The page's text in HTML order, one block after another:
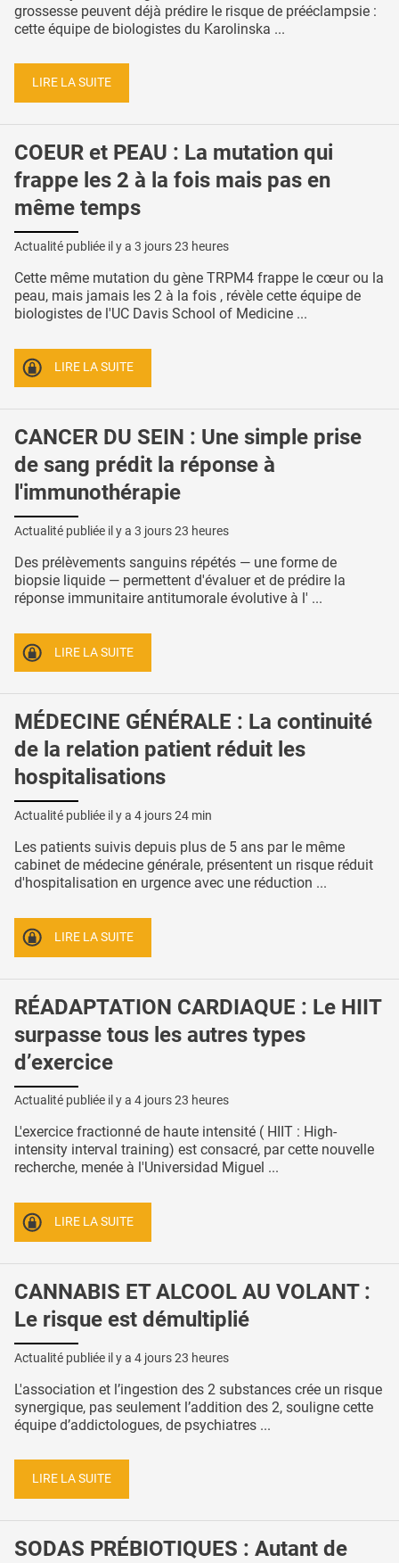
grossesse peuvent déjà prédire le risque de prééclampsie :
cette équipe de biologistes du Karolinska ...
LIRE LA SUITE
COEUR et PEAU : La mutation qui
frappe les 2 à la fois mais pas en
même temps
Actualité publiée il y a 3 jours 23 heures
Cette même mutation du gène TRPM4 frappe le cœur ou la
peau, mais jamais les 2 à la fois , révèle cette équipe de
biologistes de l'UC Davis School of Medicine ...
LIRE LA SUITE
CANCER DU SEIN : Une simple prise
de sang prédit la réponse à
l'immunothérapie
Actualité publiée il y a 3 jours 23 heures
Des prélèvements sanguins répétés — une forme de
biopsie liquide — permettent d'évaluer et de prédire la
réponse immunitaire antitumorale évolutive à l' ...
LIRE LA SUITE
MÉDECINE GÉNÉRALE : La continuité
de la relation patient réduit les
hospitalisations
Actualité publiée il y a 4 jours 24 min
Les patients suivis depuis plus de 5 ans par le même
cabinet de médecine générale, présentent un risque réduit
d'hospitalisation en urgence avec une réduction ...
LIRE LA SUITE
RÉADAPTATION CARDIAQUE : Le HIIT
surpasse tous les autres types
d’exercice
Actualité publiée il y a 4 jours 23 heures
L'exercice fractionné de haute intensité ( HIIT : High-
intensity interval training) est consacré, par cette nouvelle
recherche, menée à l'Universidad Miguel ...
LIRE LA SUITE
CANNABIS ET ALCOOL AU VOLANT :
Le risque est démultiplié
Actualité publiée il y a 4 jours 23 heures
L'association et l’ingestion des 2 substances crée un risque
synergique, pas seulement l’addition des 2, souligne cette
équipe d’addictologues, de psychiatres ...
LIRE LA SUITE
SODAS PRÉBIOTIQUES : Autant de